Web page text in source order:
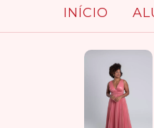
INÍCIO